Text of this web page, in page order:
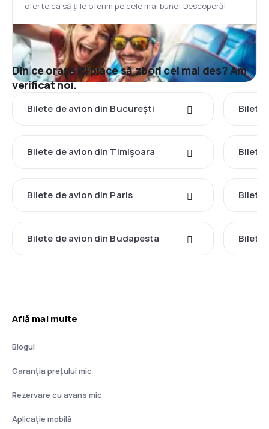
oferte ca să ți le oferim pe cele mai bune! Descoperă!
Din ce orașe îți place să zbori cel mai des? Am
verificat noi.
Bilete de avion din București Bilete
Bilete de avion din Timișoara Bilete
Bilete de avion din Paris Bilete
Bilete de avion din Budapesta Bilete
Află mai multe
Blogul
Garanția prețului mic
Rezervare cu avans mic
Aplicație mobilă